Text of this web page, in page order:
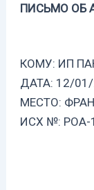
ПИСЬМО ОБ
КОМУ: ИП
ДАТА: 12/
МЕСТО:
ИСХ №: POA-